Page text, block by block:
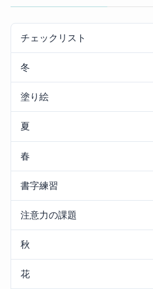
チェックリスト
冬
塗り絵
夏
春
書字練習
注意力の課題
秋
花